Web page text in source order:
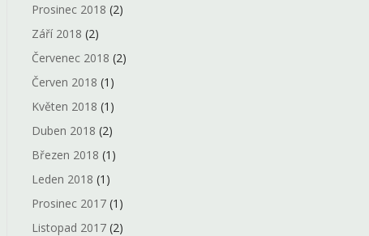
Prosinec 2018 (2)
Září 2018 (2)
Červenec 2018 (2)
Červen 2018 (1)
Květen 2018 (1)
Duben 2018 (2)
Březen 2018 (1)
Leden 2018 (1)
Prosinec 2017(1)
Listopad 2017(2)